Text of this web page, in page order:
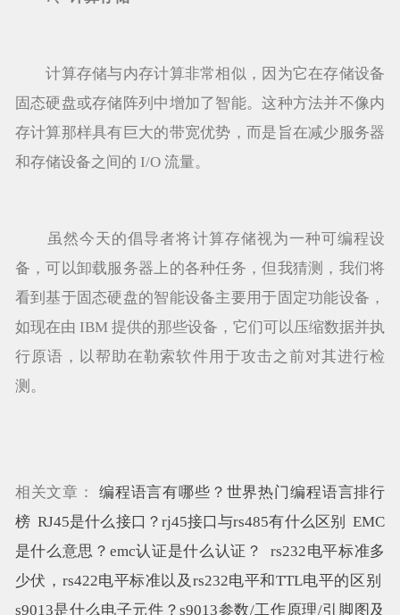
计算存储与内存计算非常相似，因为它在存储设备
固态硬盘或存储阵列中增加了智能。这种方法并不像内
存计算那样具有巨大的带宽优势，而是旨在减少服务器
和存储设备之间的 I/O 流量。
虽然今天的倡导者将计算存储视为一种可编程设
备，可以卸载服务器上的各种任务，但我猜测，我们将
看到基于固态硬盘的智能设备主要用于固定功能设备，
如现在由 IBM 提供的那些设备，它们可以压缩数据并执
行原语，以帮助在勒索软件用于攻击之前对其进行检
测。
相关文章： 编程语言有哪些？世界热门编程语言排行
榜 RJ45是什么接口？rj45接口与rs485有什么区别
EMC
是什么意思？emc认证是什么认证？
rs232电平标准多
少伏，rs422电平标准以及rs232电平和TTL电平的区别
s9013是什么电子元件？s9013参数/工作原理/引脚图及